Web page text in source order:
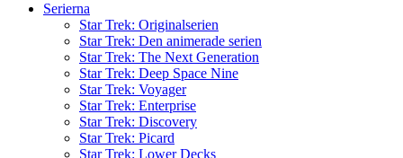
Serierna
Star Trek: Originalserien
Star Trek: Den animerade serien
Star Trek: The Next Generation
Star Trek: Deep Space Nine
Star Trek: Voyager
Star Trek: Enterprise
Star Trek: Discovery
Star Trek: Picard
Star Trek: Lower Decks